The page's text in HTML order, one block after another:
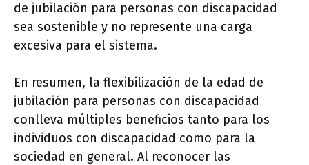
de jubilación para personas con discapacidad
sea sostenible y no represente una carga
excesiva para el sistema.
En resumen, la flexibilización de la edad de
jubilación para personas con discapacidad
conlleva múltiples beneficios tanto para los
individuos con discapacidad como para la
sociedad en general. Al reconocer las